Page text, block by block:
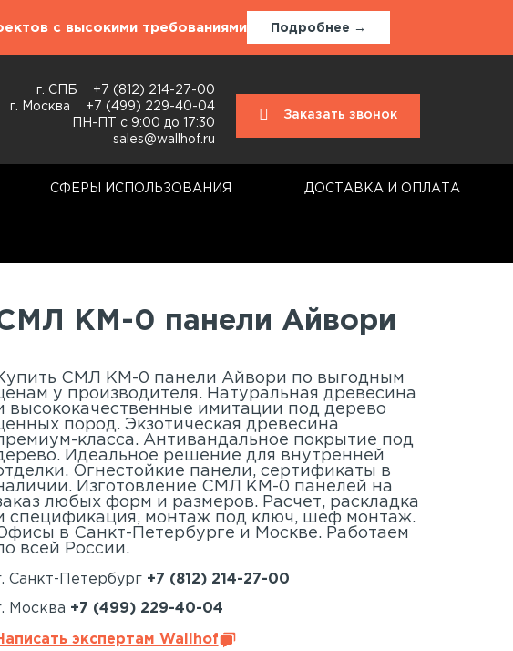
с высокими требованиями Подробнее →
г. СПБ
+7 (812) 214-27-00
г. Москва
+7 (499) 229-40-04
ПН-ПТ с 9:00 до 17:30
sales@wallhof.ru
Заказать звонок
СФЕРЫ ИСПОЛЬЗОВАНИЯ ДОСТАВКА И ОПЛАТА
КМ-0 панели Айвори
СМЛ КМ-0 панели Айвори по выгодным
у производителя. Натуральная древесина
высококачественные имитации под дерево
пород. Экзотическая древесина
класса. Антивандальное покрытие под
Идеальное решение для внутренней
Огнестойкие панели, сертификаты в
Изготовление СМЛ КМ-0 панелей на
любых форм и размеров. Расчет, раскладка
спецификация, монтаж под ключ, шеф монтаж.
в Санкт-Петербурге и Москве. Работаем
всей России.
Санкт-Петербург +7 (812) 214-27-00
Москва +7 (499) 229-40-04
экспертам Wallhof